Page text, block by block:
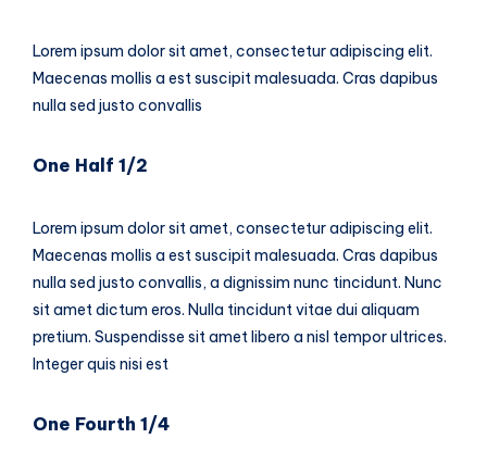
Lorem ipsum dolor sit amet, consectetur adipiscing elit.
Maecenas mollis a est suscipit malesuada. Cras dapibus
nulla sed justo convallis
One Half 1/2
Lorem ipsum dolor sit amet, consectetur adipiscing elit.
Maecenas mollis a est suscipit malesuada. Cras dapibus
nulla sed justo convallis, a dignissim nunc tincidunt. Nunc
sit amet dictum eros. Nulla tincidunt vitae dui aliquam
pretium. Suspendisse sit amet libero a nisl tempor ultrices.
Integer quis nisi est
One Fourth 1/4